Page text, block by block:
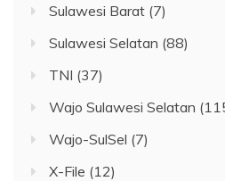
Sulawesi Barat (7)
Sulawesi Selatan (88)
TNI (37)
Wajo Sulawesi Selatan
Wajo-SulSel (7)
X-File (12)